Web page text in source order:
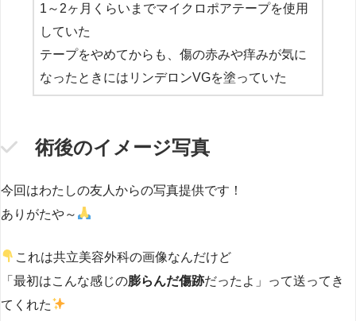
1～2ヶ月くらいまでマイクロポアテープを使用
していた
テープをやめてからも、傷の赤みや痒みが気に
なったときにはリンデロンVGを塗っていた
術後のイメージ写真
今回はわたしの友人からの写真提供です！
ありがたや～
これは共立美容外科の画像なんだけど
「最初はこんな感じの膨らんだ傷跡だったよ」って送ってき
てくれた